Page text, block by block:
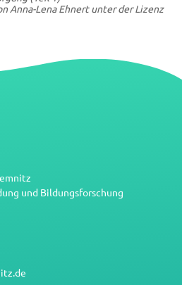
Anna-Lena Ehnert unter der Lizenz
und Bildungsforschung